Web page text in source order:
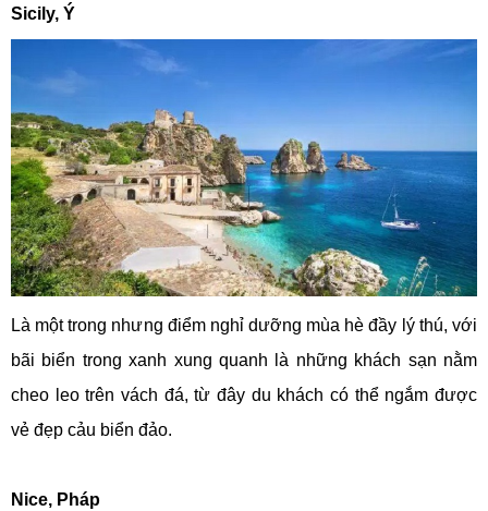
Sicily, Ý
Là một trong nhưng điểm nghỉ dưỡng mùa hè đầy lý thú, với
bãi biển trong xanh xung quanh là những khách sạn nằm
cheo leo trên vách đá, từ đây du khách có thể ngắm được
vẻ đẹp cảu biển đảo.
Nice, Pháp